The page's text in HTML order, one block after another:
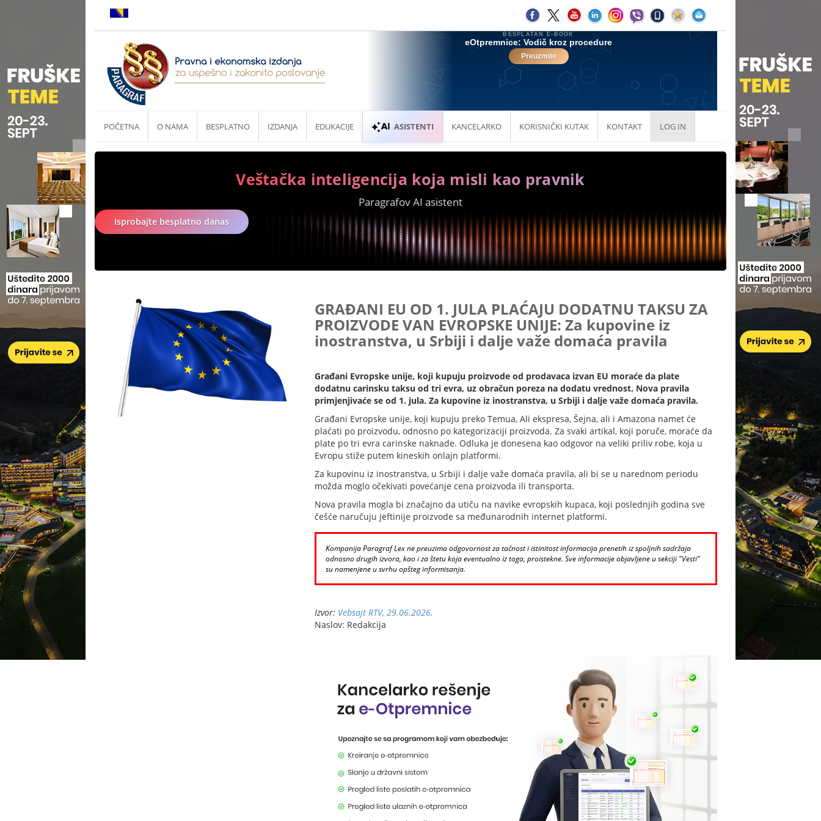
POČETNA O NAMA BESPLATNO IZDANJA EDUKACIJE ASISTENTI KANCELARKO KORISNIČKI KUTAK KONTAKT LOG IN
Veštačka inteligencija koja misli kao pravnik
Paragrafov AI asistent
Isprobajte besplatno danas
GRAĐANI EU OD 1. JULA PLAĆAJU DODATNU TAKSU ZA
PROIZVODE VAN EVROPSKE UNIJE: Za kupovine iz
inostranstva, u Srbiji i dalje važe domaća pravila
Građani Evropske unije, koji kupuju proizvode od prodavaca izvan EU moraće da plate
dodatnu carinsku taksu od tri evra, uz obračun poreza na dodatu vrednost. Nova pravila
primjenjivaće se od 1. jula. Za kupovine iz inostranstva, u Srbiji i dalje važe domaća pravila.
Građani Evropske unije, koji kupuju preko Temua, Ali ekspresa, Šejna, ali i Amazona namet će
plaćati po proizvodu, odnosno po kategorizaciji proizvoda. Za svaki artikal, koji poruče, moraće da
plate po tri evra carinske naknade. Odluka je donesena kao odgovor na veliki priliv robe, koja u
Evropu stiže putem kineskih onlajn platformi.
Za kupovinu iz inostranstva, u Srbiji i dalje važe domaća pravila, ali bi se u narednom periodu
možda moglo očekivati povećanje cena proizvoda ili transporta.
Nova pravila mogla bi značajno da utiču na navike evropskih kupaca, koji poslednjih godina sve
češće naručuju jeftinije proizvode sa međunarodnih internet platformi.
Kompanija Paragraf Lex ne preuzima odgovornost za tačnost i istinitost informacija prenetih iz spoljnih sadržaja
odnosno drugih izvora, kao i za štetu koja eventualno iz toga, proistekne. Sve informacije objavljene u sekciji "Vesti"
su namenjene u svrhu opšteg informisanja.
Izvor: Vebsajt RTV, 29.06.2026.
Naslov: Redakcija